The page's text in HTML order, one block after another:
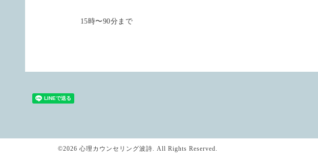
15時〜90分まで
©2026 心理カウンセリング波詩 . All Rights Reserved.